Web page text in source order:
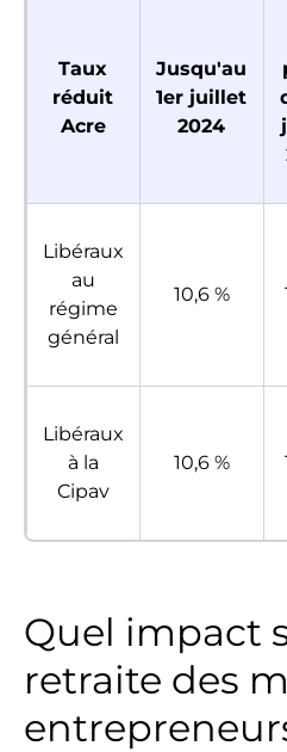
Taux
réduit
Acre
Jusqu'au
1er juillet
2024
Libéraux
au
régime
général
10,6 %
Libéraux
à la
Cipav
10,6 %
Quel impact
retraite des